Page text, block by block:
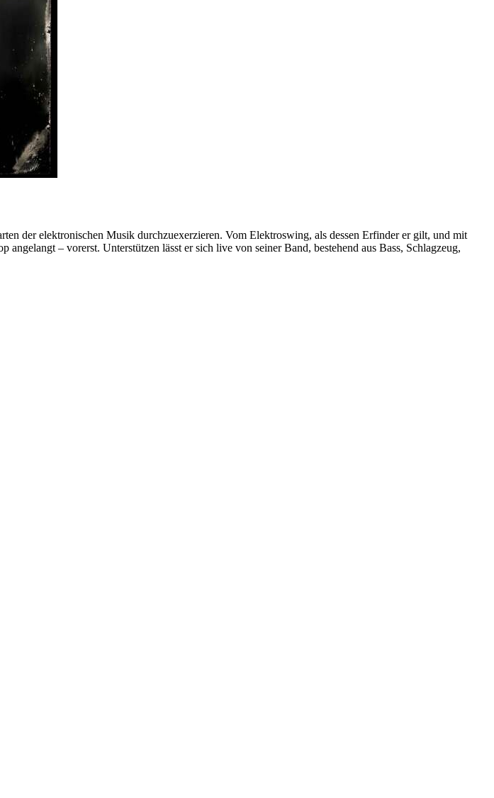
der elektronischen Musik durchzuexerzieren. Vom Elektroswing, als dessen Erfinder er gilt, und mit
– vorerst. Unterstützen lässt er sich live von seiner Band, bestehend aus Bass, Schlagzeug,